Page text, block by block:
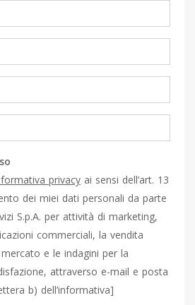
privacy ai sensi dell’art. 13
dei miei dati personali da parte
S.p.A. per attività di marketing,
commerciali, la vendita
e le indagini per la
attraverso e-mail e posta
b) dell’informativa]